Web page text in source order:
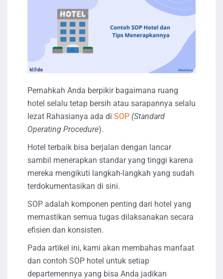
Pernahkah Anda berpikir bagaimana ruang
hotel selalu tetap bersih atau sarapannya selalu
lezat Rahasianya ada di SOP (Standard
Operating Procedure).
Hotel terbaik bisa berjalan dengan lancar
sambil menerapkan standar yang tinggi karena
mereka mengikuti langkah-langkah yang sudah
terdokumentasikan di sini.
SOP adalah komponen penting dari hotel yang
memastikan semua tugas dilaksanakan secara
efisien dan konsisten.
Pada artikel ini, kami akan membahas manfaat
dan contoh SOP hotel untuk setiap
departemennya yang bisa Anda jadikan